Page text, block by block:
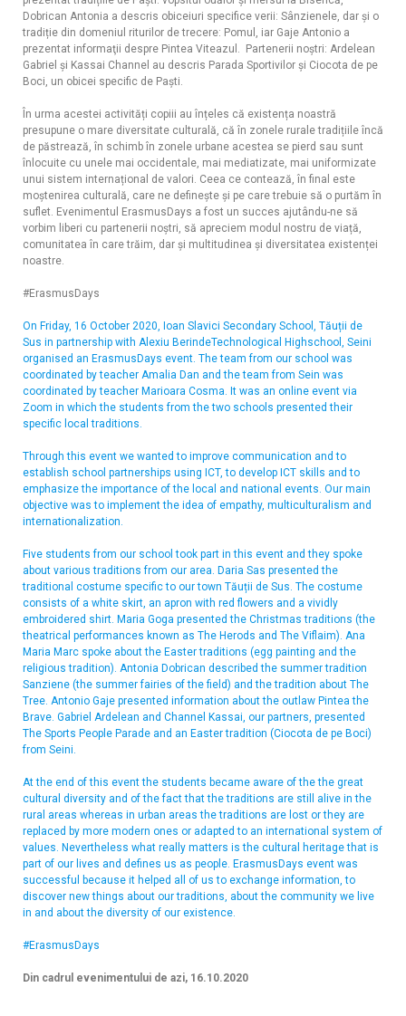
Dobrican Antonia a descris obiceiuri specifice verii: Sânzienele, dar și o
tradiție din domeniul riturilor de trecere: Pomul, iar Gaje Antonio a
prezentat informaţii despre Pintea Viteazul. Partenerii noștri: Ardelean
Gabriel și Kassai Channel au descris Parada Sportivilor și Ciocota de pe
Boci, un obicei specific de Paști.
În urma acestei activități copiii au înțeles că existența noastră
presupune o mare diversitate culturală, că în zonele rurale tradițiile încă
de păstrează, în schimb în zonele urbane acestea se pierd sau sunt
înlocuite cu unele mai occidentale, mai mediatizate, mai uniformizate
unui sistem internațional de valori. Ceea ce contează, în final este
moștenirea culturală, care ne definește și pe care trebuie să o purtăm în
suflet. Evenimentul ErasmusDays a fost un succes ajutându-ne să
vorbim liberi cu partenerii noștri, să apreciem modul nostru de viață,
comunitatea în care trăim, dar și multitudinea și diversitatea existenței
noastre.
#ErasmusDays
On Friday, 16 October 2020, Ioan Slavici Secondary School, Tăuții de
Sus in partnership with Alexiu BerindeTechnological Highschool, Seini
organised an ErasmusDays event. The team from our school was
coordinated by teacher Amalia Dan and the team from Sein was
coordinated by teacher Marioara Cosma. It was an online event via
Zoom in which the students from the two schools presented their
specific local traditions.
Through this event we wanted to improve communication and to
establish school partnerships using ICT, to develop ICT skills and to
emphasize the importance of the local and national events. Our main
objective was to implement the idea of empathy, multiculturalism and
internationalization.
Five students from our school took part in this event and they spoke
about various traditions from our area. Daria Sas presented the
traditional costume specific to our town Tăuții de Sus. The costume
consists of a white skirt, an apron with red flowers and a vividly
embroidered shirt. Maria Goga presented the Christmas traditions (the
theatrical performances known as The Herods and The Viflaim). Ana
Maria Marc spoke about the Easter traditions (egg painting and the
religious tradition). Antonia Dobrican described the summer tradition
Sanziene (the summer fairies of the field) and the tradition about The
Tree. Antonio Gaje presented information about the outlaw Pintea the
Brave. Gabriel Ardelean and Channel Kassai, our partners, presented
The Sports People Parade and an Easter tradition (Ciocota de pe Boci)
from Seini.
At the end of this event the students became aware of the the great
cultural diversity and of the fact that the traditions are still alive in the
rural areas whereas in urban areas the traditions are lost or they are
replaced by more modern ones or adapted to an international system of
values. Nevertheless what really matters is the cultural heritage that is
part of our lives and defines us as people. ErasmusDays event was
successful because it helped all of us to exchange information, to
discover new things about our traditions, about the community we live
in and about the diversity of our existence.
#ErasmusDays
Din cadrul evenimentului de azi, 16.10.2020